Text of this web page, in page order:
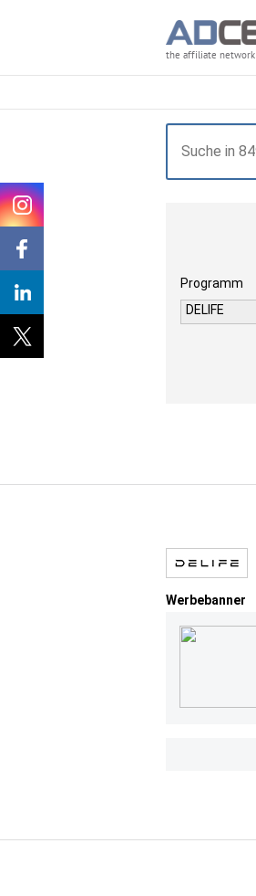
the affiliate network
Programm
DELIFE
Werbebanner